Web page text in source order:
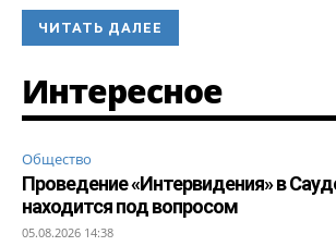
ЧИТАТЬ ДАЛЕЕ
Интересное
Общество
Проведение «Интервидения» в
находится под вопросом
05.08.2026 14:38